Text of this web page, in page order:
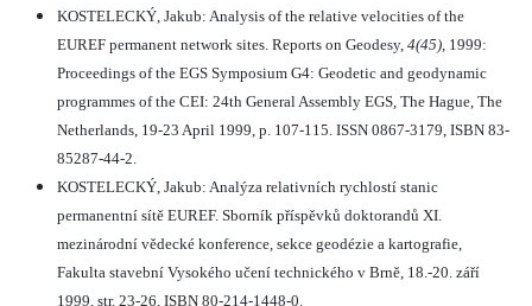
KOSTELECKÝ, Jakub: Analysis of the relative velocities of the
EUREF permanent network sites. Reports on Geodesy, 4(45), 1999:
Proceedings of the EGS Symposium G4: Geodetic and geodynamic
programmes of the CEI: 24th General Assembly EGS, The Hague, The
Netherlands, 19-23 April 1999, p. 107-115. ISSN 0867-3179, ISBN 83-
85287-44-2.
KOSTELECKÝ, Jakub: Analýza relativních rychlostí stanic
permanentní sítě EUREF. Sborník příspěvků doktorandů XI.
mezinárodní vědecké konference, sekce geodézie a kartografie,
Fakulta stavební Vysokého učení technického v Brně, 18.-20. září
1999, str. 23-26, ISBN 80-214-1448-0.